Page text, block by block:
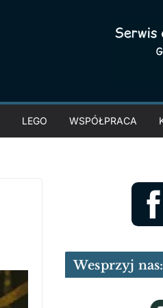
LEGO WSPÓŁPRACA
Wesprzyj nas: